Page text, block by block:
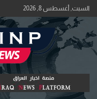
Skip
to
content
السبت, أغسطس 8, 2026
منصة اخبار
اكبر منصة خبرية في العراق |